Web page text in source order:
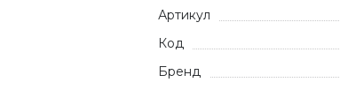
Артикул
Код
Бренд